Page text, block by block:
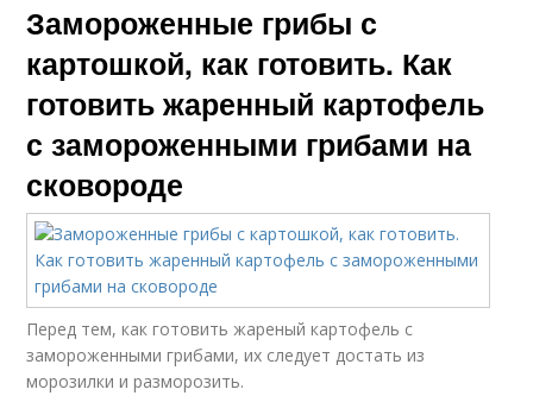
Замороженные грибы с
картошкой, как готовить. Как
готовить жаренный картофель
с замороженными грибами на
сковороде
Перед тем, как готовить жареный картофель с
замороженными грибами, их следует достать из
морозилки и разморозить.